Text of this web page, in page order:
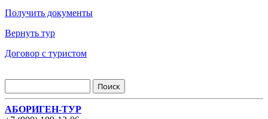
Получить документы
Вернуть тур
Договор с туристом
АБОРИГЕН-ТУР